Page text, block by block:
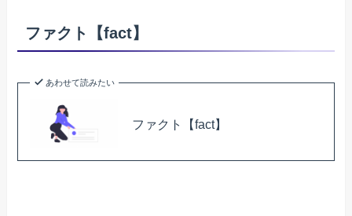
ファクト【fact】
あわせて読みたい
ファクト【fact】